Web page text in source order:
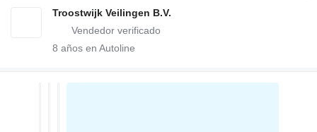
Troostwijk Veilingen B.V.
8 años en Autoline